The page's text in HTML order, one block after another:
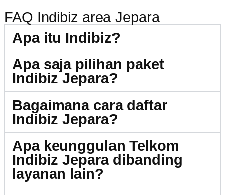
FAQ Indibiz area Jepara
Apa itu Indibiz?
Apa saja pilihan paket
Indibiz Jepara?
Bagaimana cara daftar
Indibiz Jepara?
Apa keunggulan Telkom
Indibiz Jepara dibanding
layanan lain?